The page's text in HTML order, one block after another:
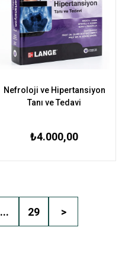
Nefroloji ve Hipertansiyon
Tanı ve Tedavi
₺4.000,00
... 29 >